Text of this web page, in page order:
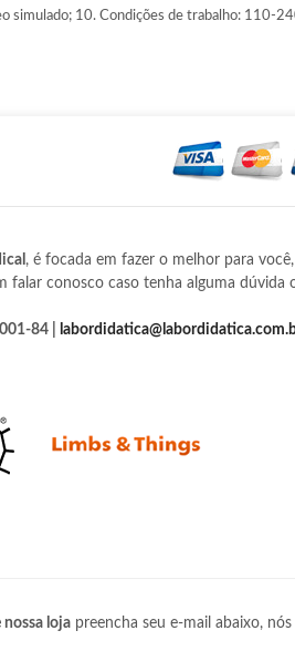
simulado; 10. Condições de trabalho: 110-
, é focada em fazer o melhor para
falar conosco caso tenha alguma dúvida
84 |
nossa loja preencha seu e-mail abaixo,